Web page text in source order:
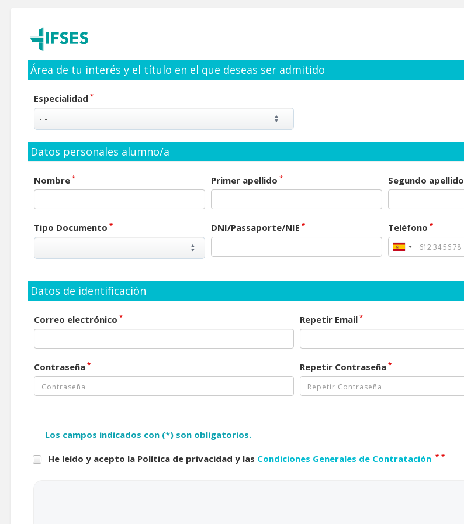
Área de tu interés y el título en el que deseas ser admitido
Especialidad *
Datos personales alumno/a
Nombre * Primer apellido * Segundo apellido
Tipo Documento * DNI/Passaporte/NIE * Teléfono *
Datos de identificación
Correo electrónico * Repetir Email*
Contraseña * Repetir Contraseña *
Los campos indicados con (*) son obligatorios.
He leído y acepto la Política de privacidad y las Condiciones Generales de Contratación * *